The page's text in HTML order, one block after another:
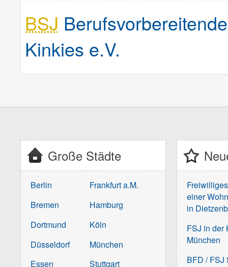
BSJ
Kinkies e.V.
Große Städte
Berlin
Bremen
Dortmund
Düsseldorf
Essen
Frankfurt a.M.
Hamburg
Köln
München
Stuttgart
einer
in
FSJ in der
München
BFD / FSJ